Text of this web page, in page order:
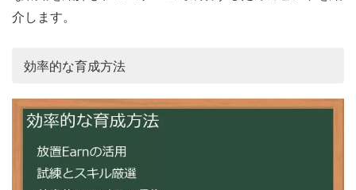
介します。
効率的な育成方法